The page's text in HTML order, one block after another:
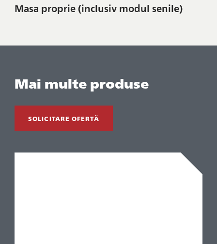
Masa proprie (inclusiv modul senile)
Mai multe produse
SOLICITARE OFERTĂ